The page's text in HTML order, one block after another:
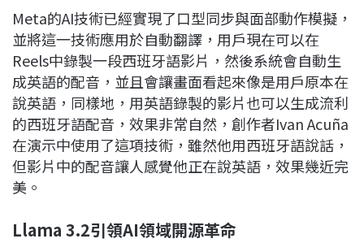
Meta的AI技術已經實現了口型同步與面部動作模擬，
並將這一技術應用於自動翻譯，用戶現在可以在
Reels中錄製一段西班牙語影片，然後系統會自動生
成英語的配音，並且會讓畫面看起來像是用戶原本在
說英語，同樣地，用英語錄製的影片也可以生成流利
的西班牙語配音，效果非常自然，創作者Ivan Acuña
在演示中使用了這項技術，雖然他用西班牙語說話，
但影片中的配音讓人感覺他正在說英語，效果幾近完
美。
Llama 3.2引領AI領域開源革命